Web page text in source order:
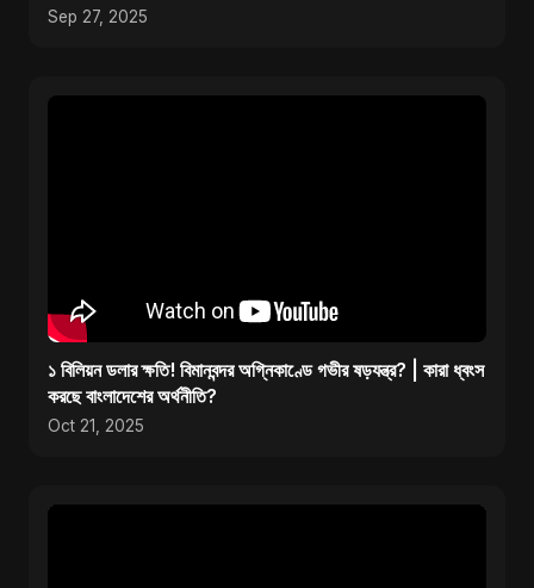
Dance-Pop Music
Sep 27, 2025
১ বিলিয়ন ডলার ক্ষতি! বিমানবন্দর অগ্নিকাণ্ডে গভীর ষড়যন্ত্র? | কারা ধ্বংস
করছে বাংলাদেশের অর্থনীতি?
Oct 21, 2025